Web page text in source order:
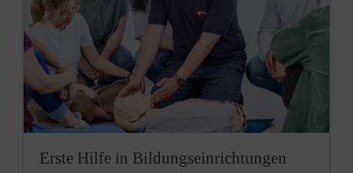
Erste Hilfe in Bildungseinrichtungen